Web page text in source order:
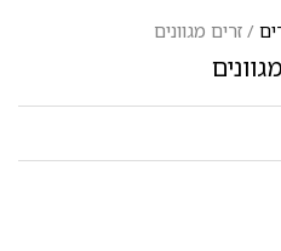
/ זרים מגוונים